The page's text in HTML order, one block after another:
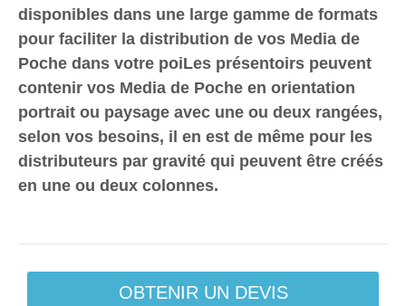
disponibles dans une large gamme de formats
pour faciliter la distribution de vos Media de
Poche dans votre poiLes présentoirs peuvent
contenir vos Media de Poche en orientation
portrait ou paysage avec une ou deux rangées,
selon vos besoins, il en est de même pour les
distributeurs par gravité qui peuvent être créés
en une ou deux colonnes.
OBTENIR UN DEVIS